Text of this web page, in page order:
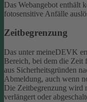
Das Webangebot enthält
fotosensitive Anfälle
Zeitbegrenzung
Das unter meineDEVK
Bereich, bei dem die Zeit
aus Sicherheitsgründen
Abmeldung, auch wenn
Die Zeitbegrenzung wird
verlängert oder